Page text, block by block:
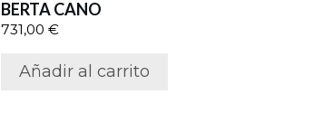
BERTA CANO
731,00€
Añadir al carrito